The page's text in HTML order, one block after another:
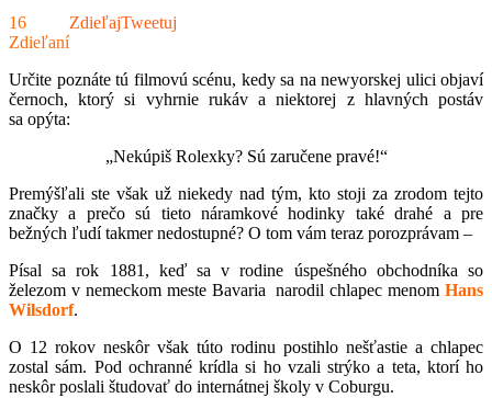
16
Zdieľaní
ZdieľajTweetuj
Určite poznáte tú filmovú scénu, kedy sa na newyorskej ulici objaví
černoch, ktorý si vyhrnie rukáv a niektorej z hlavných postáv
sa opýta:
„Nekúpiš Rolexky? Sú zaručene pravé!“
Premýšľali ste však už niekedy nad tým, kto stoji za zrodom tejto
značky a prečo sú tieto náramkové hodinky také drahé a pre
bežných ľudí takmer nedostupné? O tom vám teraz porozprávam –
Písal sa rok 1881, keď sa v rodine úspešného obchodníka so
železom v nemeckom meste Bavaria narodil chlapec menom Hans
Wilsdorf.
O 12 rokov neskôr však túto rodinu postihlo nešťastie a chlapec
zostal sám. Pod ochranné krídla si ho vzali strýko a teta, ktorí ho
neskôr poslali študovať do internátnej školy v Coburgu.